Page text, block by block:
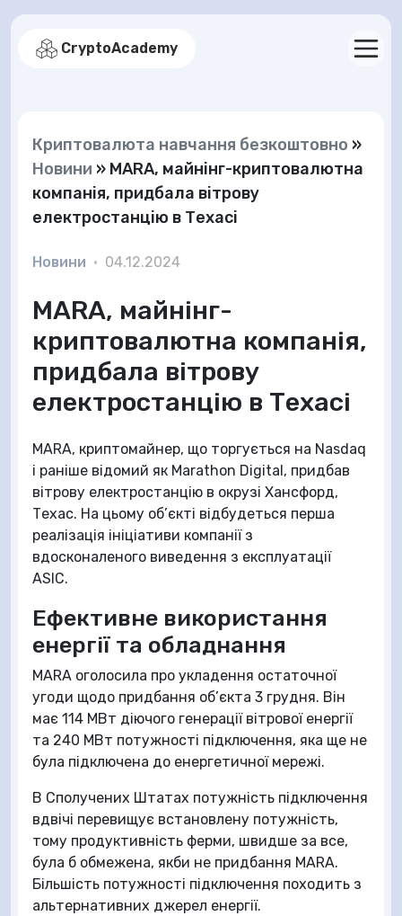
CryptoAcademy
Криптовалюта навчання безкоштовно »
Новини » MARA, майнінг-криптовалютна
компанія, придбала вітрову
електростанцію в Техасі
Новини • 04.12.2024
MARA, майнінг-
криптовалютна компанія,
придбала вітрову
електростанцію в Техасі
MARA, криптомайнер, що торгується на Nasdaq
і раніше відомий як Marathon Digital, придбав
вітрову електростанцію в окрузі Хансфорд,
Техас. На цьому об’єкті відбудеться перша
реалізація ініціативи компанії з
вдосконаленого виведення з експлуатації
ASIC.
Ефективне використання
енергії та обладнання
MARA оголосила про укладення остаточної
угоди щодо придбання об’єкта 3 грудня. Він
має 114 МВт діючого генерації вітрової енергії
та 240 МВт потужності підключення, яка ще не
була підключена до енергетичної мережі.
В Сполучених Штатах потужність підключення
вдвічі перевищує встановлену потужність,
тому продуктивність ферми, швидше за все,
була б обмежена, якби не придбання MARA.
Більшість потужності підключення походить з
альтернативних джерел енергії.